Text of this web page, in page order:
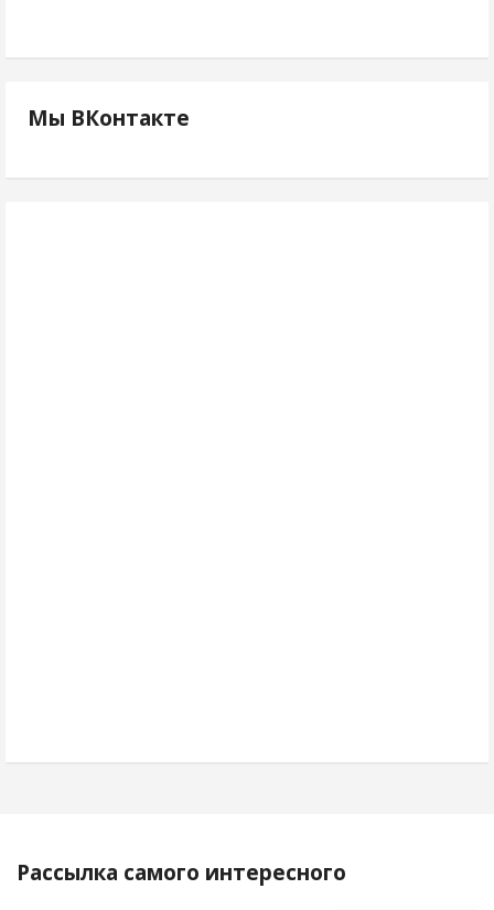
Мы ВКонтакте
Рассылка самого интересного